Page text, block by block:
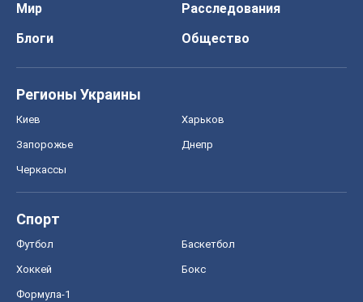
Мир
Расследования
Блоги
Общество
Регионы Украины
Киев Харьков
Запорожье Днепр
Черкассы
Спорт
Футбол Баскетбол
Хоккей Бокс
Формула-1